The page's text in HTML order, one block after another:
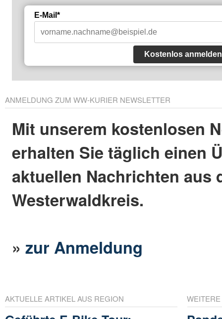
E-Mail*
Kostenlos anmelden
ANMELDUNG ZUM WW-KURIER NEWSLETTER
Mit unserem kostenlosen
erhalten Sie täglich einen
aktuellen Nachrichten aus
Westerwaldkreis.
»zur Anmeldung
AKTUELLE ARTIKEL AUS REGION